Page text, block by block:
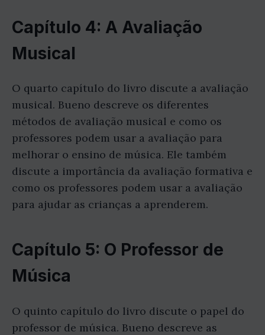
Capítulo 4: A Avaliação
Musical
O quarto capítulo do livro discute a avaliação
musical. Bueno descreve os diferentes
métodos de avaliação musical e como os
professores podem usar a avaliação para
melhorar o ensino de música. Ele também
discute a importância da avaliação formativa e
como os professores podem usar a avaliação
para ajudar as crianças a aprenderem.
Capítulo 5: O Professor de
Música
O quinto capítulo do livro discute o papel do
professor de música. Bueno descreve as